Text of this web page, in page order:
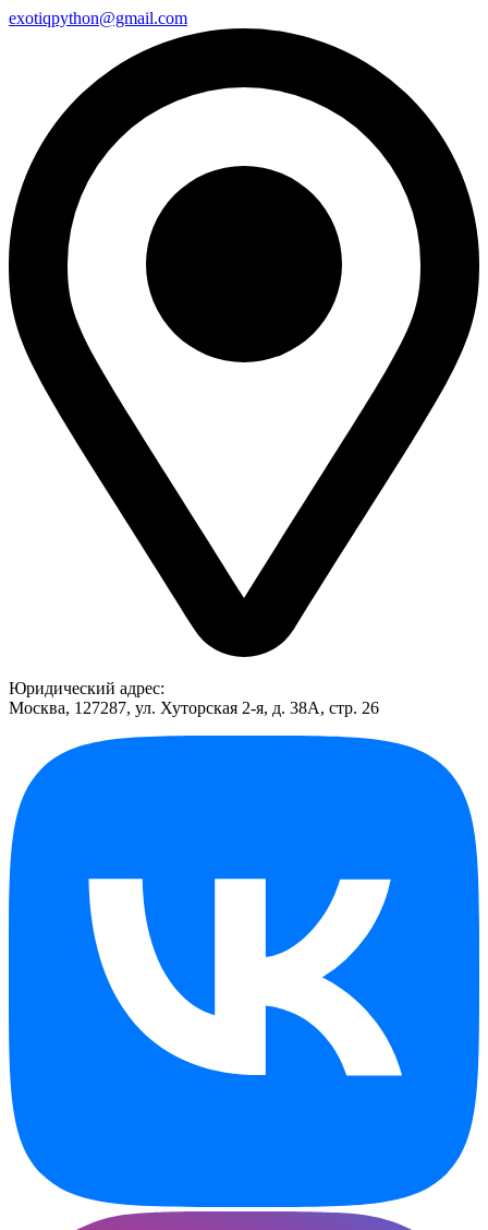
exotiqpython@gmail.com
Юридический адрес:
Москва, 127287, ул. Хуторская 2-я, д. 38А, стр. 26